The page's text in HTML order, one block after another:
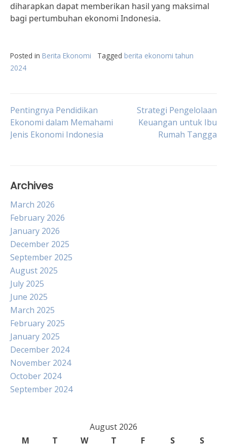
diharapkan dapat memberikan hasil yang maksimal
bagi pertumbuhan ekonomi Indonesia.
Posted in Berita Ekonomi Tagged berita ekonomi tahun
2024
Post
navigation
Pentingnya Pendidikan
Ekonomi dalam Memahami
Jenis Ekonomi Indonesia
Strategi Pengelolaan
Keuangan untuk Ibu
Rumah Tangga
Archives
March 2026
February 2026
January 2026
December 2025
September 2025
August 2025
July 2025
June 2025
March 2025
February 2025
January 2025
December 2024
November 2024
October 2024
September 2024
August 2026
M
T W T F S S